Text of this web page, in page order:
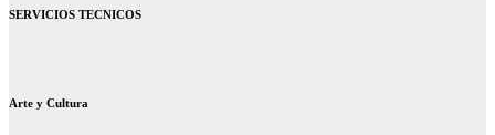
SERVICIOS TECNICOS
Arte y Cultura